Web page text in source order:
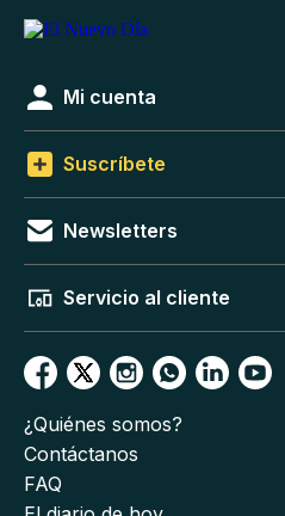
Mi cuenta
Suscríbete
Newsletters
Servicio al cliente
¿Quiénes somos?
Contáctanos
FAQ